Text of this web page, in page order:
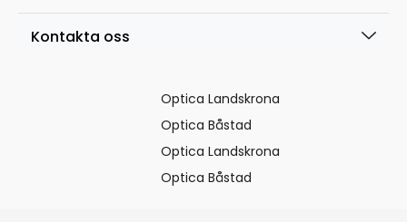
Kontakta oss
Optica Landskrona
Optica Båstad
Optica Landskrona
Optica Båstad